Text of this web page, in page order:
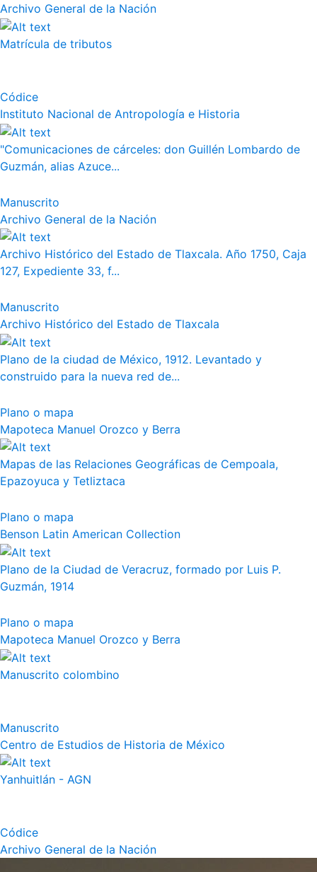
Archivo General de la Nación
Matrícula de tributos
Códice
Instituto Nacional de Antropología e Historia
"Comunicaciones de cárceles: don Guillén Lombardo de
Guzmán, alias Azuce...
Manuscrito
Archivo General de la Nación
Archivo Histórico del Estado de Tlaxcala. Año 1750, Caja
127, Expediente 33, f...
Manuscrito
Archivo Histórico del Estado de Tlaxcala
Plano de la ciudad de México, 1912. Levantado y
construido para la nueva red de...
Plano o mapa
Mapoteca Manuel Orozco y Berra
Mapas de las Relaciones Geográficas de Cempoala,
Epazoyuca y Tetliztaca
Plano o mapa
Benson Latin American Collection
Plano de la Ciudad de Veracruz, formado por Luis P.
Guzmán, 1914
Plano o mapa
Mapoteca Manuel Orozco y Berra
Manuscrito colombino
Manuscrito
Centro de Estudios de Historia de México
Yanhuitlán - AGN
Códice
Archivo General de la Nación